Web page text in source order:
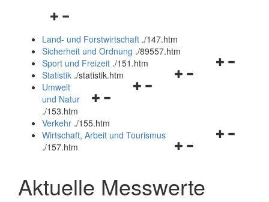
Navigationsmenü
und
schließen
Land- und Forstwirtschaft ./147.htm
Sicherheit und Ordnung ./89557.htm
Navigationsmenü
Sport und Freizeit ./151.htm
Navigationsmenü
Statistik ./statistik.htm
Navigationsmenü
und
schließen
Umwelt
und Natur
./153.htm
Verkehr ./155.htm
Navigationsmenü
schließen
Wirtschaft, Arbeit und Tourismus
./157.htm
Aktuelle Messwerte